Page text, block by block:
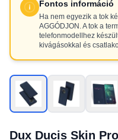
Fontos információ
Ha nem egyezik a tok
AGGÓDJON. A tok a
telefonmodellhez
kivágásokkal és
Dux Ducis Skin